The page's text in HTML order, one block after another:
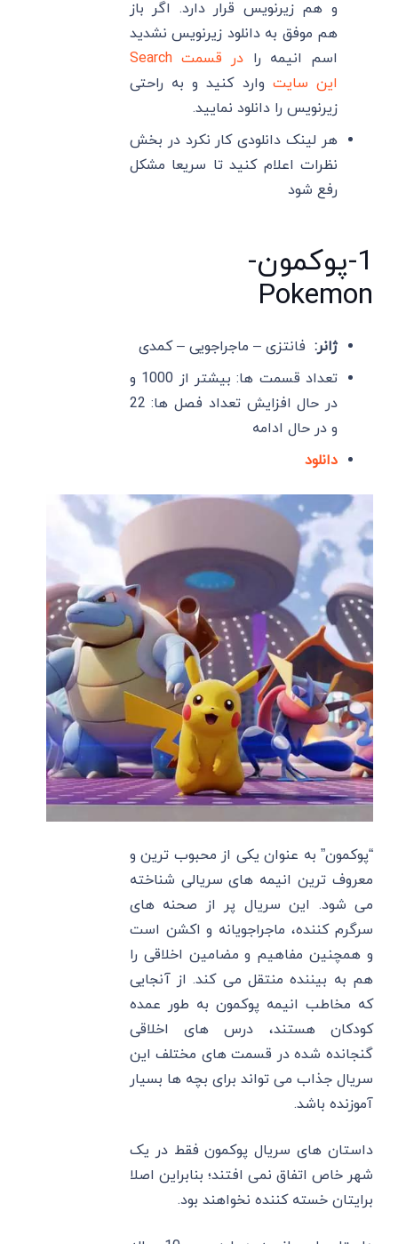
و هم زیرنویس قرار دارد. اگر باز
هم موفق به دانلود زیرنویس نشدید
اسم انیمه را
در قسمت Search
این سایت وارد کنید و به راحتی
زیرنویس را دانلود نمایید.
هر لینک دانلودی کار نکرد در بخش
نظرات اعلام کنید تا سریعا مشکل
رفع شود
1-پوکمون-
Pokemon
ژانر: فانتزی – ماجراجویی – کمدی
تعداد قسمت ها: بیشتر از 1000 و
در حال افزایش تعداد فصل ها: 22
و در حال ادامه
دانلود
“پوکمون” به عنوان یکی از محبوب ترین و
معروف ترین انیمه های سریالی شناخته
می شود. این سریال پر از صحنه های
سرگرم کننده، ماجراجویانه و اکشن است
و همچنین مفاهیم و مضامین اخلاقی را
هم به بیننده منتقل می کند. از آنجایی
که مخاطب انیمه پوکمون به طور عمده
کودکان هستند، درس های اخلاقی
گنجانده شده در قسمت های مختلف این
سریال جذاب می تواند برای بچه ها بسیار
آموزنده باشد.
داستان های سریال پوکمون فقط در یک
شهر خاص اتفاق نمی افتند؛ بنابراین اصلا
برایتان خسته کننده نخواهند بود.